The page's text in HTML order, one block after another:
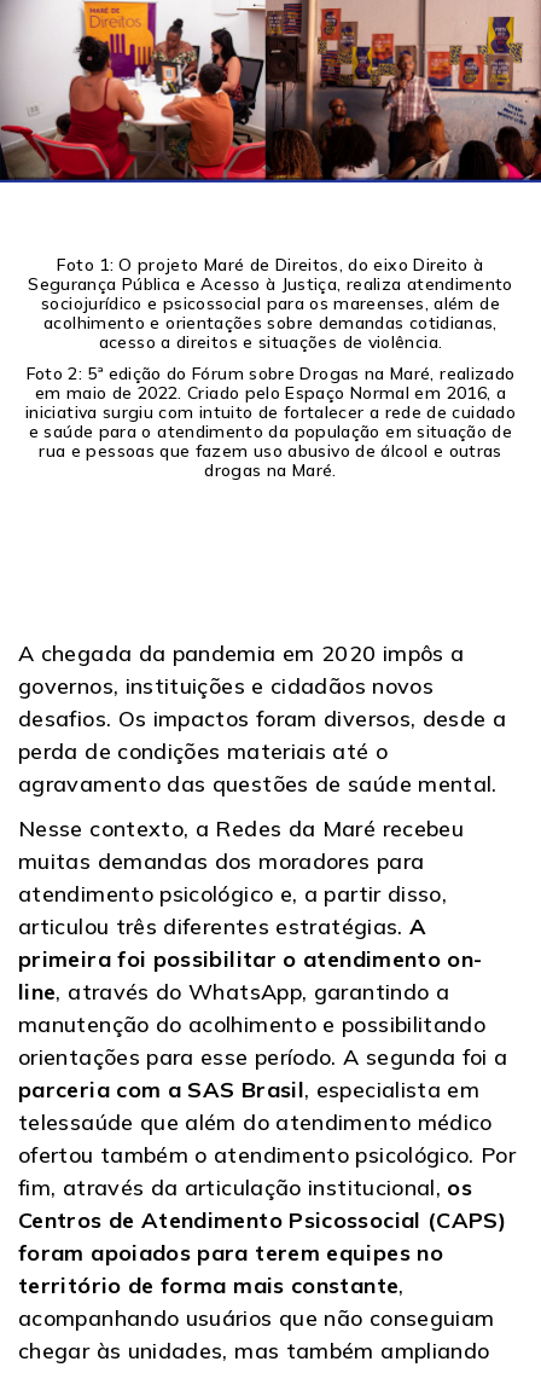
Foto 1: O projeto Maré de Direitos, do eixo Direito à
Segurança Pública e Acesso à Justiça, realiza atendimento
sociojurídico e psicossocial para os mareenses, além de
acolhimento e orientações sobre demandas cotidianas,
acesso a direitos e situações de violência.
Foto 2: 5ª edição do Fórum sobre Drogas na Maré, realizado
em maio de 2022. Criado pelo Espaço Normal em 2016, a
iniciativa surgiu com intuito de fortalecer a rede de cuidado
e saúde para o atendimento da população em situação de
rua e pessoas que fazem uso abusivo de álcool e outras
drogas na Maré.
A chegada da pandemia em 2020 impôs a
governos, instituições e cidadãos novos
desafios. Os impactos foram diversos, desde a
perda de condições materiais até o
agravamento das questões de saúde mental.
Nesse contexto, a Redes da Maré recebeu
muitas demandas dos moradores para
atendimento psicológico e, a partir disso,
articulou três diferentes estratégias.A
primeira foi possibilitar o atendimento on-
line, através do WhatsApp, garantindo a
manutenção do acolhimento e possibilitando
orientações para esse período. A segunda foi a
parceria com a SAS Brasil, especialista em
telessaúde que além do atendimento médico
ofertou também o atendimento psicológico. Por
fim, através da articulação institucional, os
Centros de Atendimento Psicossocial (CAPS)
foram apoiados para terem equipes no
território de forma mais constante,
acompanhando usuários que não conseguiam
chegar às unidades, mas também ampliando